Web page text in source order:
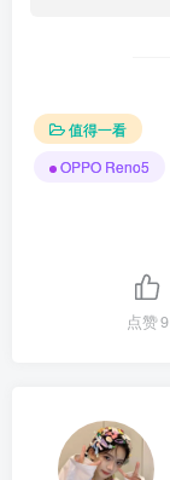
值得一看
OPPO Reno5
点赞9